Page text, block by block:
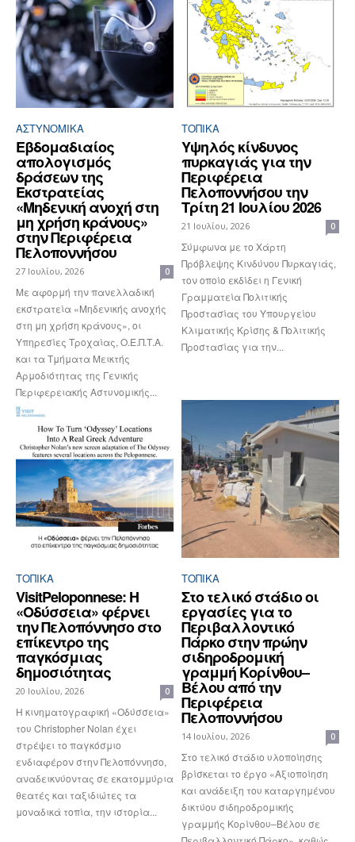
ΑΣΤΥΝΟΜΙΚΆ
Εβδομαδιαίος
απολογισμός
δράσεων της
Εκστρατείας
«Μηδενική ανοχή στη
μη χρήση κράνους»
στην Περιφέρεια
Πελοποννήσου
27 Ιουλίου, 2026 0
Με αφορμή την πανελλαδική
εκστρατεία «Μηδενικής ανοχής
στη μη χρήση κράνους», οι
Υπηρεσίες Τροχαίας, Ο.Ε.Π.Τ.Α.
και τα Τμήματα Μεικτής
Αρμοδιότητας της Γενικής
Περιφερειακής Αστυνομικής...
ΤΟΠΙΚΑ
Υψηλός κίνδυνος
πυρκαγιάς για την
Περιφέρεια
Πελοποννήσου την
Τρίτη 21 Ιουλίου 2026
21 Ιουλίου, 2026 0
Σύμφωνα με το Χάρτη
Πρόβλεψης Κινδύνου Πυρκαγιάς,
τον οποίο εκδίδει η Γενική
Γραμματεία Πολιτικής
Προστασίας του Υπουργείου
Κλιματικής Κρίσης & Πολιτικής
Προστασίας για την...
ΤΟΠΙΚΑ
VisitPeloponnese: Η
«Οδύσσεια» φέρνει
την Πελοπόννησο στο
επίκεντρο της
παγκόσμιας
δημοσιότητας
20 Ιουλίου, 2026 0
Η κινηματογραφική «Οδύσσεια»
του Christopher Nolan έχει
στρέψει το παγκόσμιο
ενδιαφέρον στην Πελοπόννησο,
αναδεικνύοντας σε εκατομμύρια
θεατές και ταξιδιώτες τα
μοναδικά τοπία, την ιστορία...
ΤΟΠΙΚΑ
Στο τελικό στάδιο οι
εργασίες για το
Περιβαλλοντικό
Πάρκο στην πρώην
σιδηροδρομική
γραμμή Κορίνθου–
Βέλου από την
Περιφέρεια
Πελοποννήσου
14 Ιουλίου, 2026 0
Στο τελικό στάδιο υλοποίησης
βρίσκεται το έργο «Αξιοποίηση
και ανάδειξη του καταργημένου
δικτύου σιδηροδρομικής
γραμμής Κορίνθου–Βέλου σε